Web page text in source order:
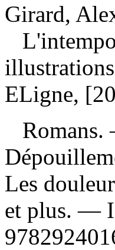
Girard,
ELigne,
Romans.
Les
et plus. —